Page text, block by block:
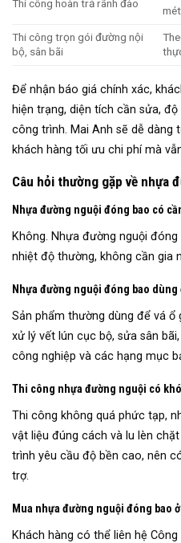
Thi công hoàn trả rãnh đào
Thi công trọn gói đường nội
bộ, sân bãi
Để nhận báo giá chính xác,
hiện trạng, diện tích cần sửa,
công trình. Mai Anh sẽ dễ dàng
khách hàng tối ưu chi phí mà
Câu hỏi thường gặp về nhựa
Nhựa đường nguội đóng bao có
Không. Nhựa đường nguội
nhiệt độ thường, không cần gia
Nhựa đường nguội đóng bao dùng
Sản phẩm thường dùng để vá
xử lý vết lún cục bộ, sửa sân
công nghiệp và các hạng mục
Thi công nhựa đường nguội có
Thi công không quá phức tạp,
vật liệu đúng cách và lu lèn
trình yêu cầu độ bền cao, nên
trợ.
Mua nhựa đường nguội đóng bao
Khách hàng có thể liên hệ